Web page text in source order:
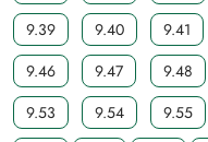
9.39
9.40 9.41
9.46
9.47 9.48
9.53
9.54 9.55